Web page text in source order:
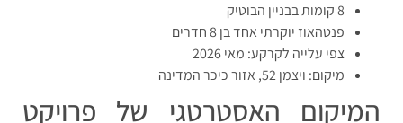
8 קומות בבניין הבוטיק
פנטהאוז יוקרתי אחד בן 8 חדרים
צפי עלייה לקרקע: מאי 2026
מיקום: ויצמן 52, אזור כיכר המדינה
המיקום האסטרטגי של פרויקט